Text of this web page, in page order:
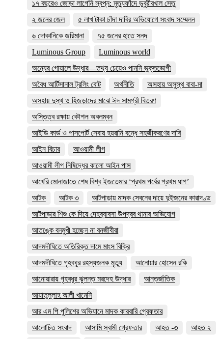
১৭ বছরেও জোড়া লাগেনি স্বপ্ন: মৃত্যুফাঁদে ডুবুরীরখাল সেতু
২ জনের জেল
৫ লাখ টাকা চাঁদা দাবির অভিযোগে সংবাদ সম্মেলন
৬ দোকানিকে জরিমানা
৭৫ জনের হাতে সনদ
Luminous Group
Luminous world
অন্যের গোয়ালে উদ্ধার—তথ্য চেয়েও পাননি ভুক্তভোগী
অবৈধ আর্টিসানাল ট্রলিং বোট
অর্থনীতি
অসহায় অসুস্থ বাবা-মা
অসহায় দুস্থ ও হিজড়াদের মাঝে ঈদ সামগ্রী বিতরণ
অস্তিত্ব রক্ষায় কৌশল অবলম্বন
আইডি কার্ড ও পাসপোর্ট সেবায় হয়রানি বন্ধে সহজীকরণের দাবি
আইন বিচার
আওয়ামী লীগ
আওয়ামী লীগ নিষিদ্ধের কালো আইন পাস
আখেরি মোনাজাতে শেষ বিশ্ব ইজতেমার ‘প্রথম পর্বের প্রথম ধাপ’
আটক
আটক ৩
আটপাড়ায় মাদক সেবনের দায়ে দুইজনের কারাদণ্ড
আটপাড়ার শিশু কে দিয়ে দেহব্যাবসা উপদ্রব থানার অভিযোগ
আতঙ্কে বনমুখী হচ্ছেন না বনজীবীরা
আদমদীঘিতে অতিরিক্ত দামে মাংস বিক্রি
আদমদীঘিতে গৃহবধূর রহস্যজনক মৃত্যু
আনোয়ার হোসেন রকি
আনোয়ারায় গৃহবধূর ঝুলন্ত মরদেহ উদ্ধার
আন্তর্জাতিক
আয়াতুল্লাহ আলী খামেনি
আর এম পি পুলিশের অভিযানে মাদক কারবারি গ্রেফতার
আলোচিত সংবাদ
আসামি স্বামী গ্রেফতার আহত -৩ আহত ২